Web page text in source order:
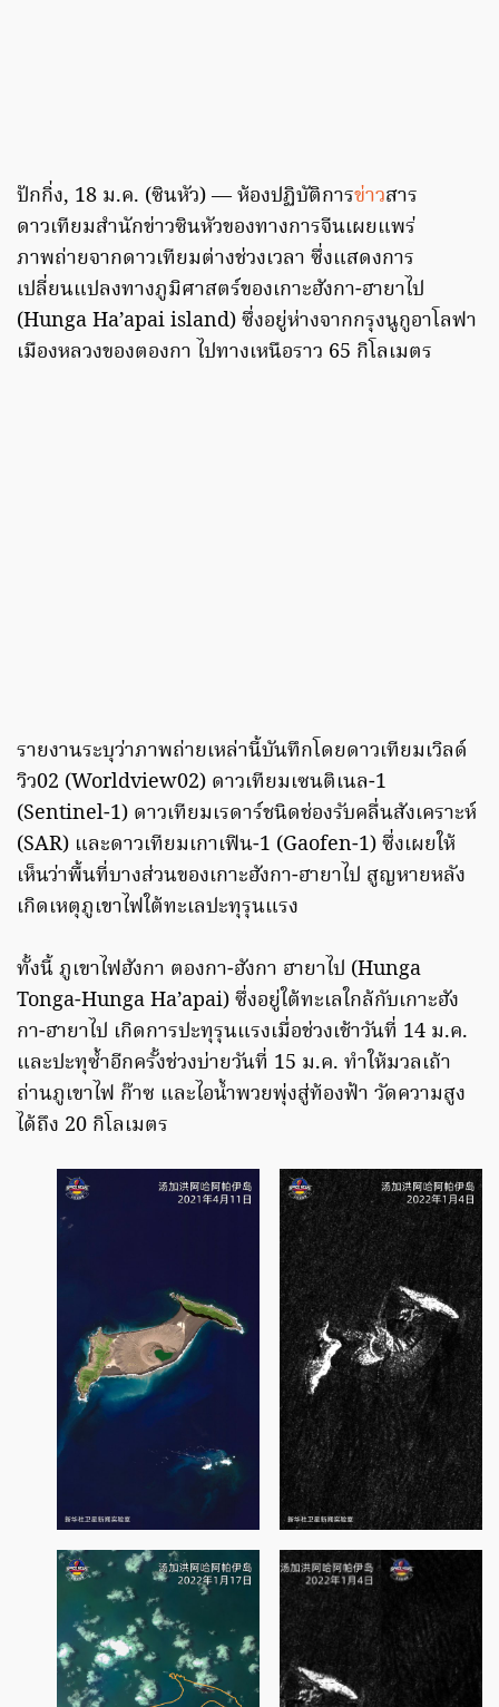
ปักกิ่ง, 18 ม.ค. (ซินหัว) — ห้องปฏิบัติการข่าวสาร
ดาวเทียมสำนักข่าวซินหัวของทางการจีนเผยแพร่
ภาพถ่ายจากดาวเทียมต่างช่วงเวลา ซึ่งแสดงการ
เปลี่ยนแปลงทางภูมิศาสตร์ของเกาะฮังกา-ฮายาไป
(Hunga Ha’apai island) ซึ่งอยู่ห่างจากกรุงนูกูอาโลฟา
เมืองหลวงของตองกา ไปทางเหนือราว 65 กิโลเมตร
รายงานระบุว่าภาพถ่ายเหล่านี้บันทึกโดยดาวเทียมเวิลด์
วิว02 (Worldview02) ดาวเทียมเซนติเนล-1
(Sentinel-1) ดาวเทียมเรดาร์ชนิดช่องรับคลื่นสังเคราะห์
(SAR) และดาวเทียมเกาเฟิน-1 (Gaofen-1) ซึ่งเผยให้
เห็นว่าพื้นที่บางส่วนของเกาะฮังกา-ฮายาไป สูญหายหลัง
เกิดเหตุภูเขาไฟใต้ทะเลปะทุรุนแรง
ทั้งนี้ ภูเขาไฟฮังกา ตองกา-ฮังกา ฮายาไป (Hunga
Tonga-Hunga Ha’apai) ซึ่งอยู่ใต้ทะเลใกล้กับเกาะฮัง
กา-ฮายาไป เกิดการปะทุรุนแรงเมื่อช่วงเช้าวันที่ 14 ม.ค.
และปะทุซ้ำอีกครั้งช่วงบ่ายวันที่ 15 ม.ค. ทำให้มวลเถ้า
ถ่านภูเขาไฟ ก๊าซ และไอน้ำพวยพุ่งสู่ท้องฟ้า วัดความสูง
ได้ถึง 20 กิโลเมตร